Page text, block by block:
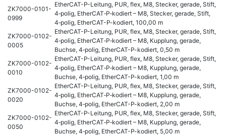
ZK7000-0101-
0999
EtherCAT-P-Leitung, PUR, flex, M8, Stecker, gerade, Stift,
4‑polig, EtherCAT‑P‑kodiert – M8, Stecker, gerade, Stift,
4‑polig, EtherCAT-P-kodiert, 100,00 m
ZK7000-0102-
0005
EtherCAT-P-Leitung, PUR, flex, M8, Stecker, gerade, Stift,
4‑polig, EtherCAT‑P‑kodiert – M8, Kupplung, gerade,
Buchse, 4‑polig, EtherCAT-P-kodiert, 0,50 m
ZK7000-0102-
0010
EtherCAT-P-Leitung, PUR, flex, M8, Stecker, gerade, Stift,
4‑polig, EtherCAT‑P‑kodiert – M8, Kupplung, gerade,
Buchse, 4‑polig, EtherCAT-P-kodiert, 1,00 m
ZK7000-0102-
0020
EtherCAT-P-Leitung, PUR, flex, M8, Stecker, gerade, Stift,
4‑polig, EtherCAT‑P‑kodiert – M8, Kupplung, gerade,
Buchse, 4‑polig, EtherCAT-P-kodiert, 2,00 m
ZK7000-0102-
0050
EtherCAT-P-Leitung, PUR, flex, M8, Stecker, gerade, Stift,
4‑polig, EtherCAT‑P‑kodiert – M8, Kupplung, gerade,
Buchse, 4‑polig, EtherCAT-P-kodiert, 5,00 m